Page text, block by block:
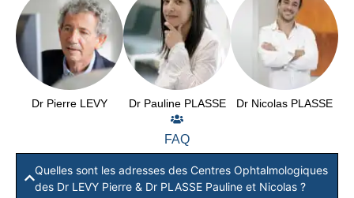
Dr Pierre LEVY Dr Pauline PLASSE Dr Nicolas PLASSE
FAQ
Quelles sont les adresses des Centres Ophtalmologiques
des Dr LEVY Pierre & Dr PLASSE Pauline et Nicolas ?